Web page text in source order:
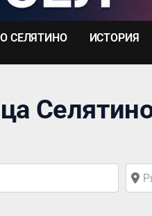
О СЕЛЯТИНО ИСТОРИЯ